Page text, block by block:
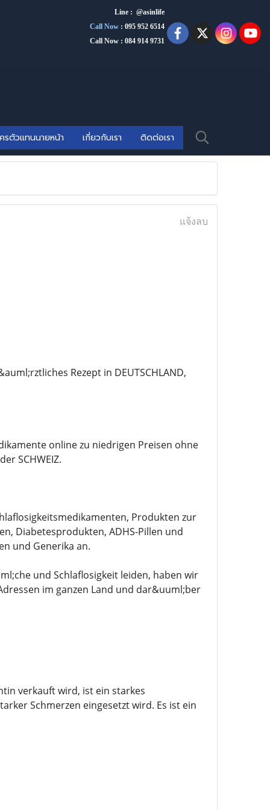
Line : @asinlife
Call Now : 095 952 6514
Call Now : 084 914 9731
รตัวแทนนายหน้า เกี่ยวกับเรา ติดต่อเรา
แจ้งลบ
Rezept in DEUTSCHLAND,
online zu niedrigen Preisen ohne
SCHWEIZ.
Produkten zur
Diabetesprodukten, ADHS-Pillen und
und Generika an.
und Schlaflosigkeit leiden, haben wir
im ganzen Land und dar&uuml;ber
verkauft wird, ist ein starkes
Schmerzen eingesetzt wird. Es ist ein